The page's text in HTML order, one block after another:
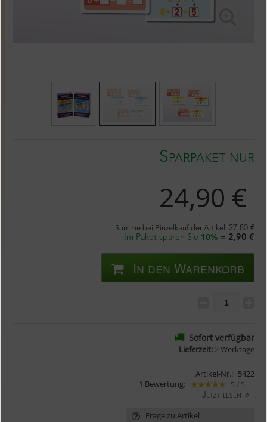
Sparpaket nur
24,90 €
Summe bei Einzelkauf der Artikel: 27,80 €
Im Paket sparen Sie 10% = 2,90 €
In den Warenkorb
Sofort verfügbar
Lieferzeit: 2 Werktage
Artikel-Nr.: 5422
1 Bewertung:
5 / 5
Jetzt lesen
Frage zu Artikel